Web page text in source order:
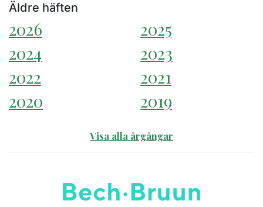
Äldre häften
2026
2025
2024
2023
2022
2021
2020
2019
Visa alla årgångar